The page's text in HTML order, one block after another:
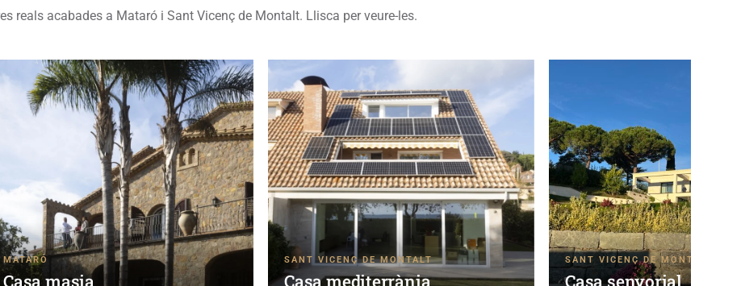
reals acabades a Mataró i Sant Vicenç de Montalt. Llisca per veure-les.
MATARÓ
Casa masia
SANT VICENÇ DE MONTALT
Casa mediterrània
SANT VICENÇ DE MONTALT
Casa senyorial